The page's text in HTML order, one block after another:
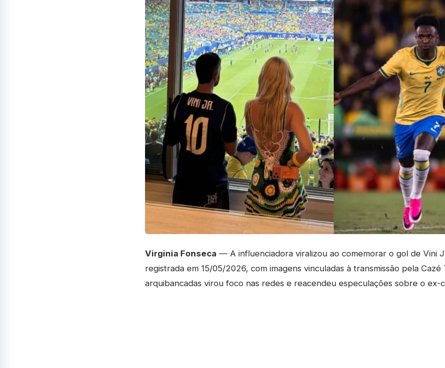
Virginia Fonseca — A influenciadora viralizou ao comemorar o gol de Vini
registrada em 15/05/2026, com imagens vinculadas à transmissão pela Cazé
arquibancadas virou foco nas redes e reacendeu especulações sobre o ex-